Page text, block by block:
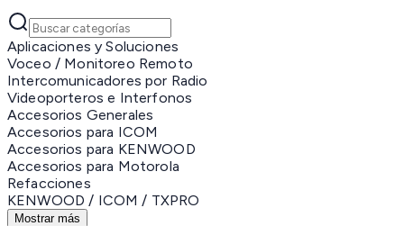
Aplicaciones y Soluciones
Voceo / Monitoreo Remoto
Intercomunicadores por Radio
Videoporteros e Interfonos
Accesorios Generales
Accesorios para ICOM
Accesorios para KENWOOD
Accesorios para Motorola
Refacciones
KENWOOD / ICOM / TXPRO
Mostrar más